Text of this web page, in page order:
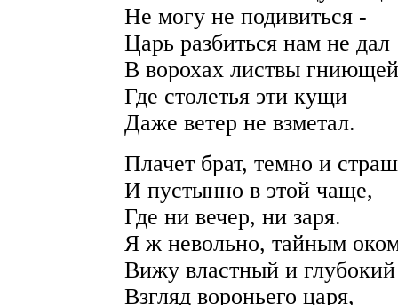
Не могу не подивиться -
Царь разбиться нам не дал
В ворохах листвы
Где столетья эти кущи
Даже ветер не взметал.
Плачет брат, темно и
И пустынно в этой чаще,
Где ни вечер, ни заря.
Я ж невольно, тайным
Вижу властный и глубокий
Взгляд вороньего царя,